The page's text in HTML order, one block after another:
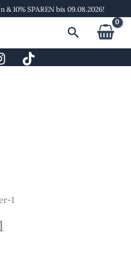
10% SPAREN bis 09.08.2026!
Suchen
1